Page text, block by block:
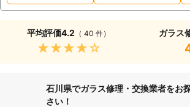
平均評価4.2 （ 40 件）
★★★★★
ガラス
石川県でガラス修理・交換業者をお
さい！